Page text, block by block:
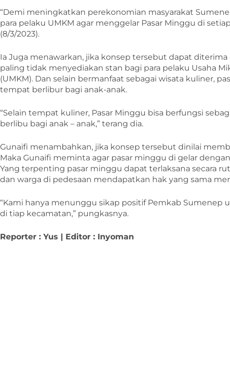
“Demi meningkatkan perekonomian masyarakat
para pelaku UMKM agar menggelar Pasar Minggu di
(8/3/2023).
Ia Juga menawarkan, jika konsep tersebut dapat
paling tidak menyediakan stan bagi para pelaku Usaha
(UMKM). Dan selain bermanfaat sebagai wisata kuliner,
tempat berlibur bagi anak-anak.
“Selain tempat kuliner, Pasar Minggu bisa berfungsi
berlibu bagi anak – anak,” terang dia.
Gunaifi menambahkan, jika konsep tersebut dinilai
Maka Gunaifi meminta agar pasar minggu di gelar
Yang terpenting pasar minggu dapat terlaksana secara
dan warga di pedesaan mendapatkan hak yang sama
“Kami hanya menunggu sikap positif Pemkab Sumenep
di tiap kecamatan,” pungkasnya.
Reporter : Yus | Editor : Inyoman